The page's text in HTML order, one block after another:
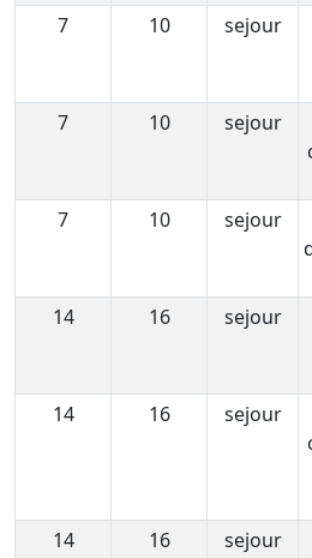
7
10 sejour
7
10 sejour
7
10 sejour
14
16 sejour
14
16 sejour
14
16 sejour